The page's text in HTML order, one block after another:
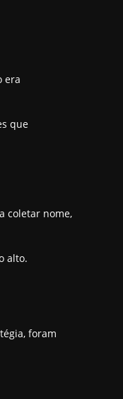
era
que
coletar nome,
alto.
foram